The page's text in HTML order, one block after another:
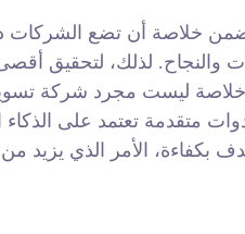
تضمن خلاصة أن تضع
خلاصة ليست مجرد شركة
متقدمة تعتمد على
بكفاءة، الأمر الذي